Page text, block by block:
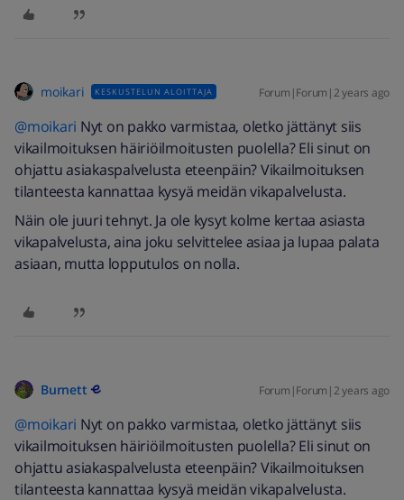
moikari KESKUSTELUN ALOITTAJA Forum|Forum|2 years ago
@moikari Nyt on pakko varmistaa, oletko jättänyt siis
vikailmoituksen häiriöilmoitusten puolella? Eli sinut on
ohjattu asiakaspalvelusta eteenpäin? Vikailmoituksen
tilanteesta kannattaa kysyä meidän vikapalvelusta.
Näin ole juuri tehnyt. Ja ole kysyt kolme kertaa asiasta
vikapalvelusta, aina joku selvittelee asiaa ja lupaa palata
asiaan, mutta lopputulos on nolla.
Burnett Forum|Forum|2 years ago
@moikari Nyt on pakko varmistaa, oletko jättänyt siis
vikailmoituksen häiriöilmoitusten puolella? Eli sinut on
ohjattu asiakaspalvelusta eteenpäin? Vikailmoituksen
tilanteesta kannattaa kysyä meidän vikapalvelusta.